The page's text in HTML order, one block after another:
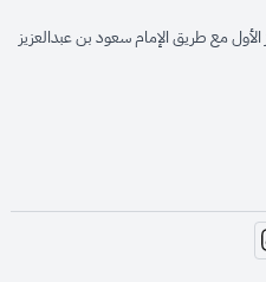
مع طريق الإمام سعود بن عبدالعزيز
opens
opens in
opens in new